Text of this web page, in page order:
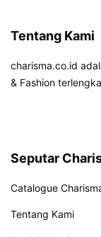
Tentang Kami
charisma.co.id
& Fashion
Seputar
Catalogue
Tentang Kami